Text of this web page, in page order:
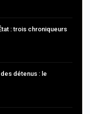
: trois chroniqueurs
détenus : le